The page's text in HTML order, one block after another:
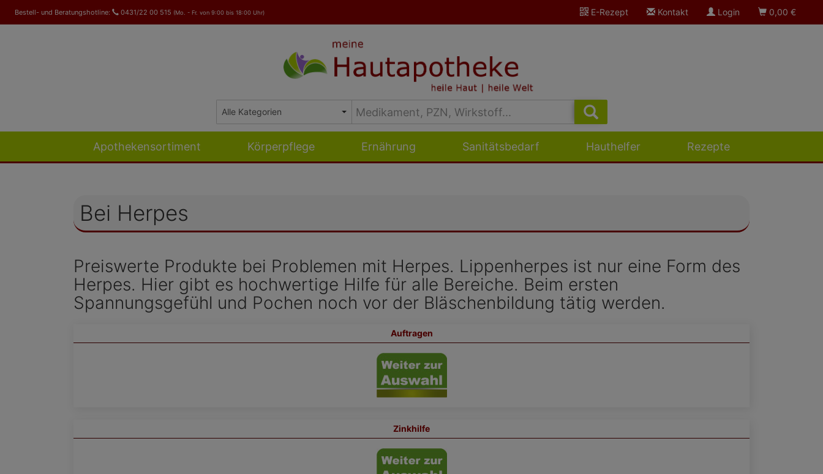
Bestell- und Beratungshotline: 0431/22 00 515 (Mo. - Fr. von 9:00 bis 18:00 Uhr) E-Rezept Kontakt Login 0,00 €
Apothekensortiment Körperpflege Ernährung Sanitätsbedarf Hauthelfer Rezepte
Bei Herpes
Preiswerte Produkte bei Problemen mit Herpes. Lippenherpes ist nur eine Form des
Herpes. Hier gibt es hochwertige Hilfe für alle Bereiche. Beim ersten
Spannungsgefühl und Pochen noch vor der Bläschenbildung tätig werden.
Auftragen
Zinkhilfe